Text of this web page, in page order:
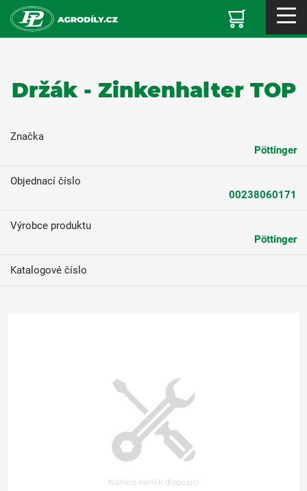
Držák - Zinkenhalter TOP
Značka
Pöttinger
Objednací číslo
00238060171
Výrobce produktu
Pöttinger
Katalogové číslo